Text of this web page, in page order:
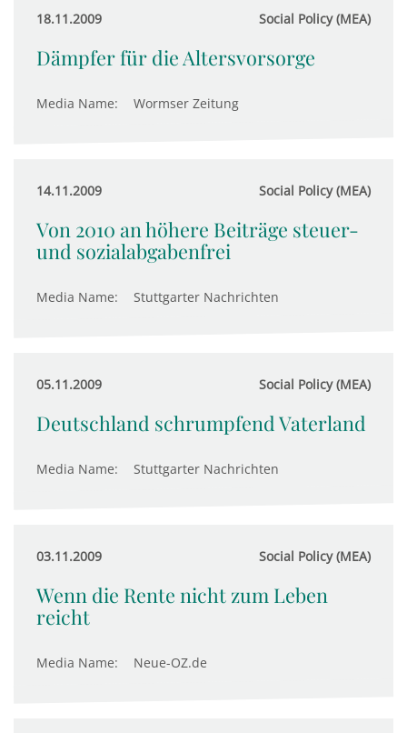
18.11.2009 Social Policy (MEA)
Dämpfer für die Altersvorsorge
Media Name: Wormser Zeitung
14.11.2009 Social Policy (MEA)
Von 2010 an höhere Beiträge steuer-
und sozialabgabenfrei
Media Name: Stuttgarter Nachrichten
05.11.2009 Social Policy (MEA)
Deutschland schrumpfend Vaterland
Media Name: Stuttgarter Nachrichten
03.11.2009 Social Policy (MEA)
Wenn die Rente nicht zum Leben
reicht
Media Name: Neue-OZ.de